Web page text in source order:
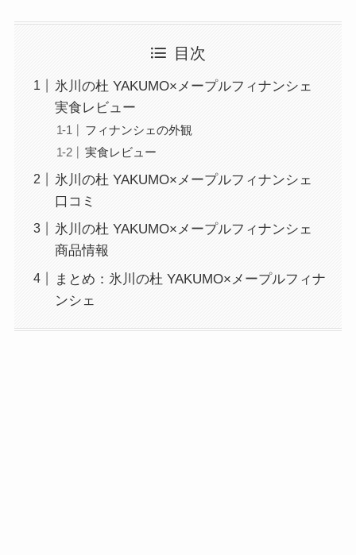
目次
氷川の杜 YAKUMO×メープルフィナンシェ
実食レビュー
フィナンシェの外観
実食レビュー
氷川の杜 YAKUMO×メープルフィナンシェ
口コミ
氷川の杜 YAKUMO×メープルフィナンシェ
商品情報
まとめ：氷川の杜 YAKUMO×メープルフィナ
ンシェ